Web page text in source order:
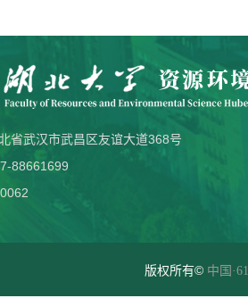
省武汉市武昌区友谊大道368号
88661699
版权所有© 中国